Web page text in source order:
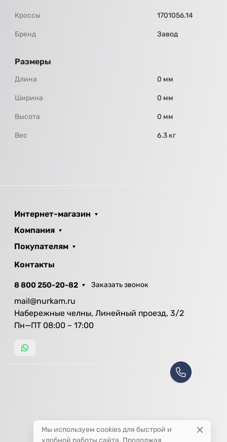
Кроссы 1701056.14
Бренд Завод
Размеры
Длина 0 мм
Ширина 0 мм
Высота 0 мм
Вес 6.3 кг
Интернет-магазин
Компания
Покупателям
Контакты
8 800 250-20-82 Заказать звонок
mail@nurkam.ru
Набережные челны, Линейный проезд, 3/2
Пн—ПТ 08:00 – 17:00
Мы используем cookies для быстрой и
удобной работы сайта. Продолжая